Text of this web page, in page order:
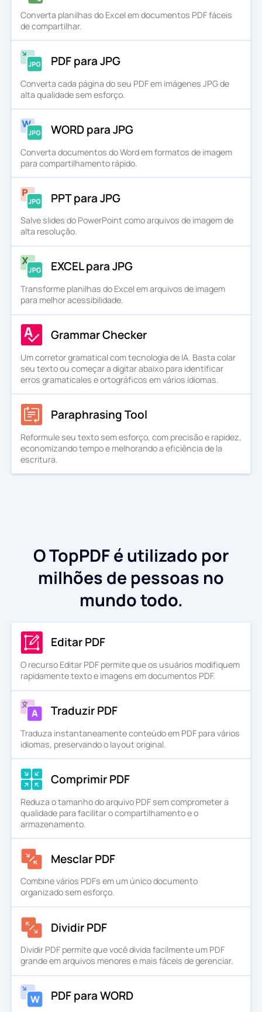
Converta planilhas do Excel em documentos PDF fáceis
de compartilhar.
PDF para JPG
Converta cada página do seu PDF em imágenes JPG de
alta qualidade sem esforço.
WORD para JPG
Converta documentos do Word em formatos de imagem
para compartilhamento rápido.
PPT para JPG
Salve slides do PowerPoint como arquivos de imagem de
alta resolução.
EXCEL para JPG
Transforme planilhas do Excel em arquivos de imagem
para melhor acessibilidade.
Grammar Checker
Um corretor gramatical com tecnologia de IA. Basta colar
seu texto ou começar a digitar abaixo para identificar
erros gramaticales e ortográficos em vários idiomas.
Paraphrasing Tool
Reformule seu texto sem esforço, com precisão e rapidez,
economizando tempo e melhorando a eficiência de la
escritura.
O TopPDF é utilizado por
milhões de pessoas no
mundo todo.
Editar PDF
O recurso Editar PDF permite que os usuários modifiquem
rapidamente texto e imagens em documentos PDF.
Traduzir PDF
Traduza instantaneamente conteúdo em PDF para vários
idiomas, preservando o layout original.
Comprimir PDF
Reduza o tamanho do arquivo PDF sem comprometer a
qualidade para facilitar o compartilhamento e o
armazenamento.
Mesclar PDF
Combine vários PDFs em um único documento
organizado sem esforço.
Dividir PDF
Dividir PDF permite que você divida facilmente um PDF
grande em arquivos menores e mais fáceis de gerenciar.
PDF para WORD